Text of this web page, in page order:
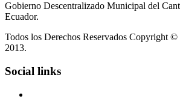
Gobierno Descentralizado Municipal del
Ecuador.
Todos los Derechos Reservados Copyright
2013.
Social links